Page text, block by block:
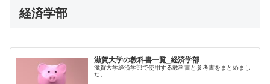
経済学部
滋賀大学の教科書一覧_経済学部
滋賀大学経済学部で使用する教科書と参考書をまとめまし
た。